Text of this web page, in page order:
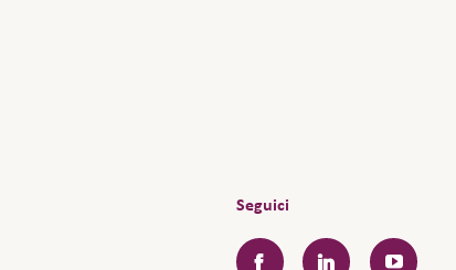
Seguici
FacebookLinkedInYouTube